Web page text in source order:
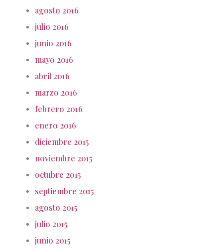
agosto 2016
julio 2016
junio 2016
mayo 2016
abril 2016
marzo 2016
febrero 2016
enero 2016
diciembre 2015
noviembre 2015
octubre 2015
septiembre 2015
agosto 2015
julio 2015
junio 2015